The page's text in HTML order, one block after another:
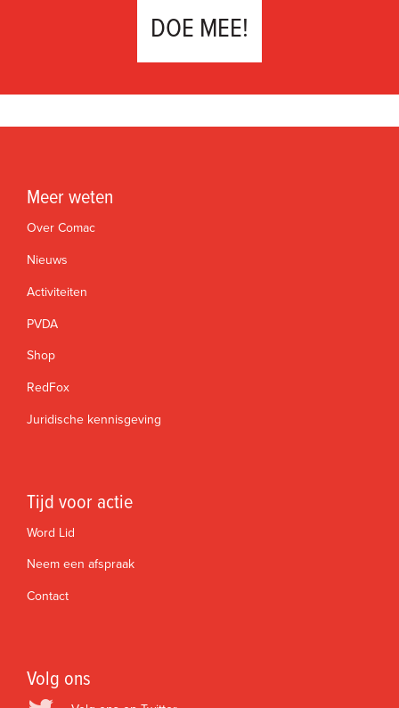
DOE MEE!
Meer weten
Over Comac
Nieuws
Activiteiten
PVDA
Shop
RedFox
Juridische kennisgeving
Tijd voor actie
Word Lid
Neem een afspraak
Contact
Volg ons